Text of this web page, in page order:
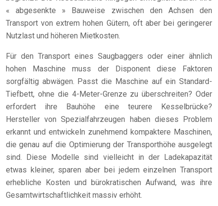
« abgesenkte » Bauweise zwischen den Achsen den
Transport von extrem hohen Gütern, oft aber bei geringerer
Nutzlast und höheren Mietkosten.
Für den Transport eines Saugbaggers oder einer ähnlich
hohen Maschine muss der Disponent diese Faktoren
sorgfältig abwägen. Passt die Maschine auf ein Standard-
Tiefbett, ohne die 4-Meter-Grenze zu überschreiten? Oder
erfordert ihre Bauhöhe eine teurere Kesselbrücke?
Hersteller von Spezialfahrzeugen haben dieses Problem
erkannt und entwickeln zunehmend kompaktere Maschinen,
die genau auf die Optimierung der Transporthöhe ausgelegt
sind. Diese Modelle sind vielleicht in der Ladekapazität
etwas kleiner, sparen aber bei jedem einzelnen Transport
erhebliche Kosten und bürokratischen Aufwand, was ihre
Gesamtwirtschaftlichkeit massiv erhöht.